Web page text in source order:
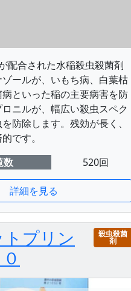
配合された水稲殺虫殺菌剤
ールが、いもち病、白葉枯
といった稲の主要病害を防
ニルが、幅広い殺虫スペク
防除します。残効が長く、
です。
数
520回
詳細を見る
プリン
殺虫殺菌
剤